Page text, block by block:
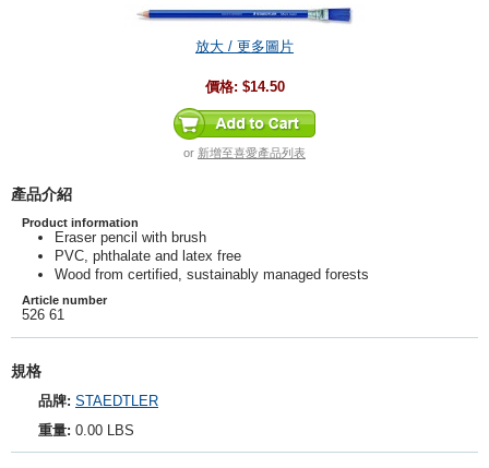
放大 / 更多圖片
價格: $14.50
or 新增至喜愛產品列表
產品介紹
Product information
Eraser pencil with brush
PVC, phthalate and latex free
Wood from certified, sustainably managed forests
Article number
526 61
規格
品牌: STAEDTLER
重量: 0.00 LBS